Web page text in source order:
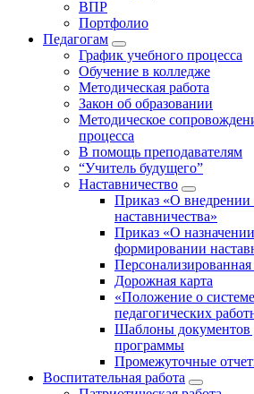
ВПР
Портфолио
Педагогам
График учебного процесса
Обучение в колледже
Методическая работа
Закон об образовании
Методическое
процесса
В помощь преподавателям
“Учитель будущего”
Наставничество
Приказ «О внедрении
наставничества»
Приказ «О
формировании
Дорожная карта
«Положение о
педагогических
Шаблоны документов
программы
Промежуточные
Воспитательная работа